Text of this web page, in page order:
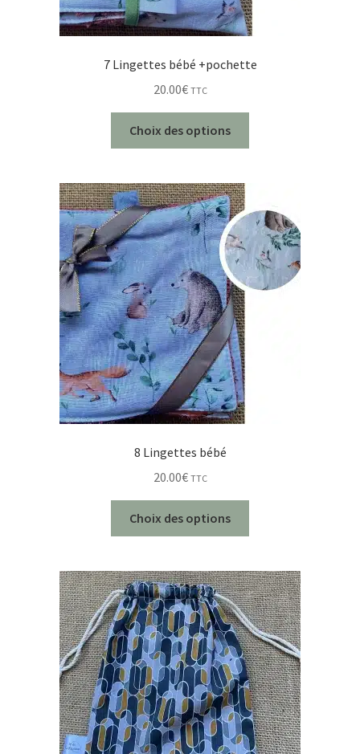
7 Lingettes bébé +pochette
20.00€ TTC
Choix des options
8 Lingettes bébé
20.00€ TTC
Choix des options